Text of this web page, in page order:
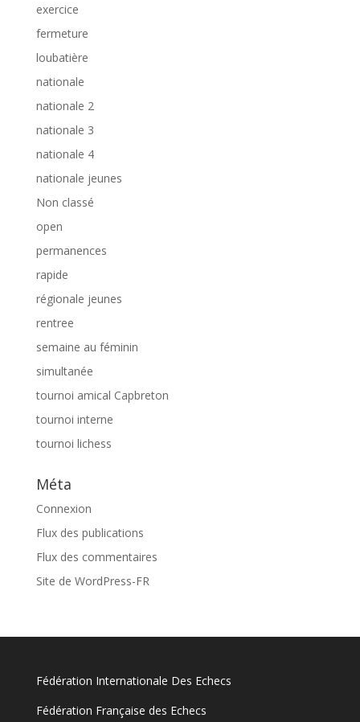
exercice
fermeture
loubatière
nationale
nationale 2
nationale 3
nationale 4
nationale jeunes
Non classé
open
permanences
rapide
régionale jeunes
rentree
semaine au féminin
simultanée
tournoi amical Capbreton
tournoi interne
tournoi lichess
Méta
Connexion
Flux des publications
Flux des commentaires
Site de WordPress-FR
Fédération Internationale Des Echecs
Fédération Française des Echecs